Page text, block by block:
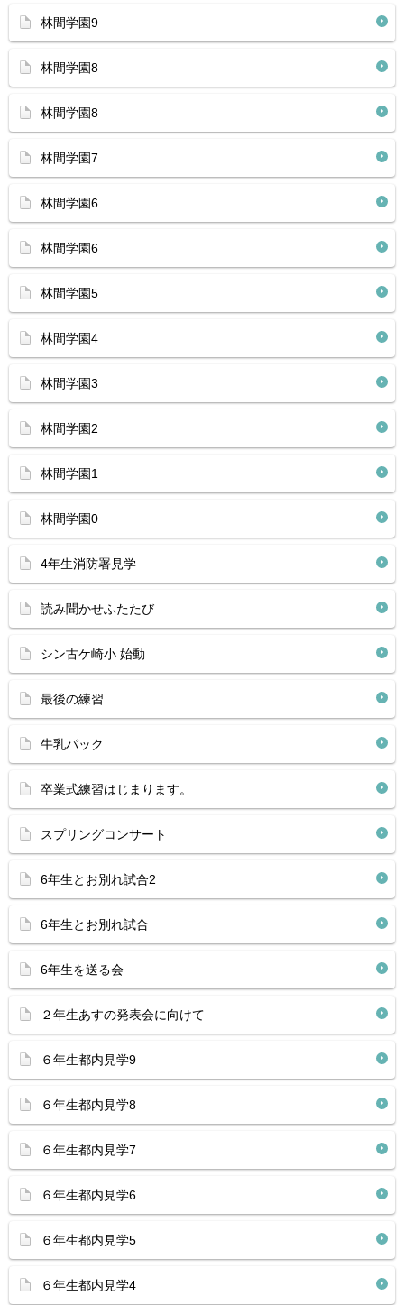
林間学園9
林間学園8
林間学園8
林間学園7
林間学園6
林間学園6
林間学園5
林間学園4
林間学園3
林間学園2
林間学園1
林間学園0
4年生消防署見学
読み聞かせふたたび
シン古ケ崎小 始動
最後の練習
牛乳パック
卒業式練習はじまります。
スプリングコンサート
6年生とお別れ試合2
6年生とお別れ試合
6年生を送る会
２年生あすの発表会に向けて
６年生都内見学9
６年生都内見学8
６年生都内見学7
６年生都内見学6
６年生都内見学5
６年生都内見学4